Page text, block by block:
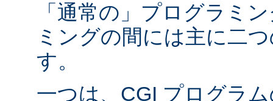
「通常の」プログラミ
ミングの間には主に二
す。
一つは、CGI プログラ